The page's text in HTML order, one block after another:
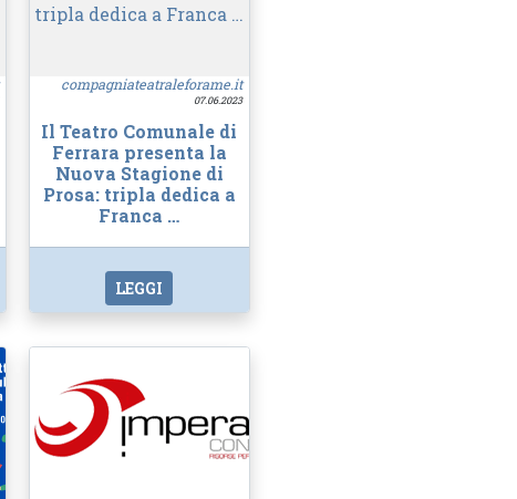
compagniateatraleforame.it
07.06.2023
Il Teatro Comunale di
Ferrara presenta la
Nuova Stagione di
Prosa: tripla dedica a
Franca …
LEGGI